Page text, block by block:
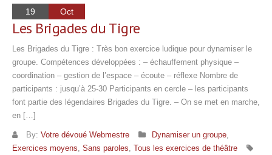
19 Oct
Les Brigades du Tigre
Les Brigades du Tigre : Très bon exercice ludique pour dynamiser le
groupe. Compétences développées : – échauffement physique –
coordination – gestion de l’espace – écoute – réflexe Nombre de
participants : jusqu’à 25-30 Participants en cercle – les participants
font partie des légendaires Brigades du Tigre. – On se met en marche,
en […]
By: Votre dévoué Webmestre Dynamiser un groupe,
Exercices moyens, Sans paroles, Tous les exercices de théâtre